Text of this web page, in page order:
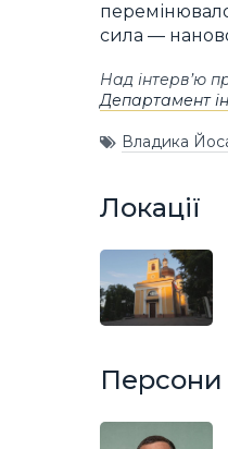
сила —
Над інтерв’ю
Департамент
Владика
Локації
Персони